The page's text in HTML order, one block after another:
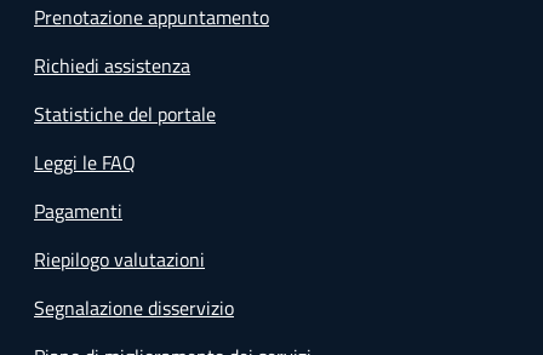
Prenotazione appuntamento
Richiedi assistenza
Statistiche del portale
Leggi le FAQ
Pagamenti
Riepilogo valutazioni
Segnalazione disservizio